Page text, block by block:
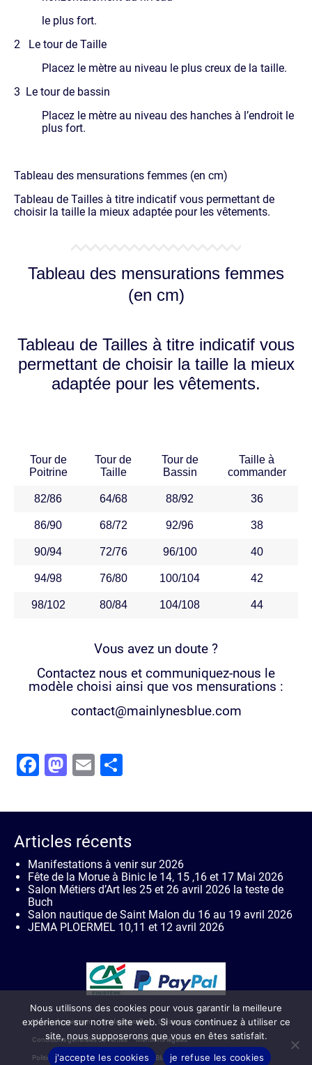
le plus fort.
2 Le tour de Taille
Placez le mètre au niveau le plus creux de la taille.
3 Le tour de bassin
Placez le mètre au niveau des hanches à l’endroit le
plus fort.
Tableau des mensurations femmes (en cm)
Tableau de Tailles à titre indicatif vous permettant de
choisir la taille la mieux adaptée pour les vêtements.
Tableau des mensurations femmes
(en cm)
Tableau de Tailles à titre indicatif vous
permettant de choisir la taille la mieux
adaptée pour les vêtements.
Tour de
Poitrine
Tour de
Taille
Tour de
Bassin
Taille à
commander
82/86 64/68 88/92 36
86/90 68/72 92/96 38
90/94 72/76 96/100 40
94/98 76/80 100/104 42
98/102 80/84 104/108 44
Vous avez un doute ?
Contactez nous et communiquez-nous le
modèle choisi ainsi que vos mensurations :
contact@mainlynesblue.com
Facebook
Mastodon
Email
Articles récents
Manifestations à venir sur 2026
Fête de la Morue à Binic le 14, 15 ,16 et 17 Mai 2026
Salon Métiers d’Art les 25 et 26 avril 2026 la teste de
Buch
Salon nautique de Saint Malon du 16 au 19 avril 2026
JEMA PLOERMEL 10,11 et 12 avril 2026
Moyen de paiement Guide des tailles Livraison en France
Conditions générales de ventes Mentions légales
Politique de confidentialité de Mainlynes Blue Contact
Nous utilisons des cookies pour vous garantir la meilleure
expérience sur notre site web. Si vous continuez à utiliser ce
site, nous supposerons que vous en êtes satisfait.
j'accepte les cookies
je refuse les cookies